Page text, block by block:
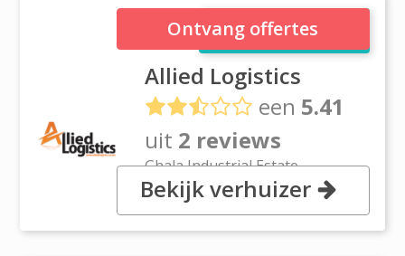
Allied Logistics
Allied Logistics
een 5.41
uit 2 reviews
Ghala Industrial Estate,
Warehouse #4, Way 5019
Muscat
Ontvang offertes
Bekijk verhuizer